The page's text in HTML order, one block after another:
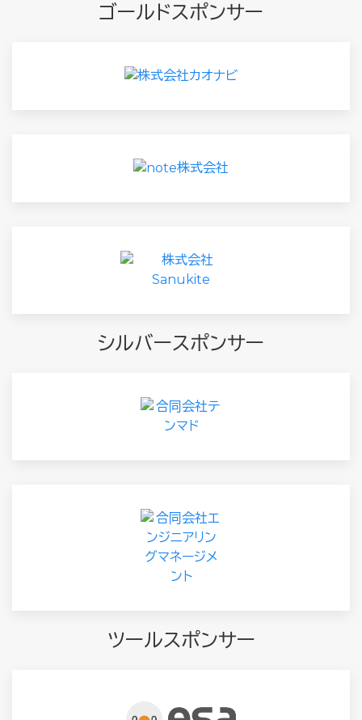
ゴールドスポンサー
シルバースポンサー
ツールスポンサー